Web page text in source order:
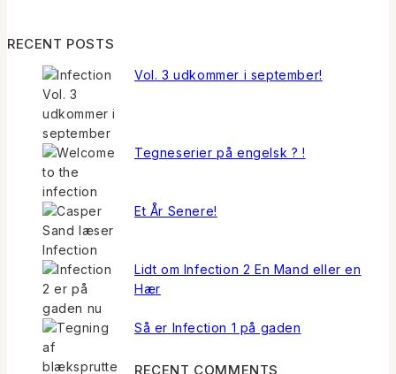
RECENT POSTS
Vol. 3 udkommer i september!
Tegneserier på engelsk ? !
Et År Senere!
Lidt om Infection 2 En Mand eller en
Hær
Så er Infection 1 på gaden
RECENT COMMENTS